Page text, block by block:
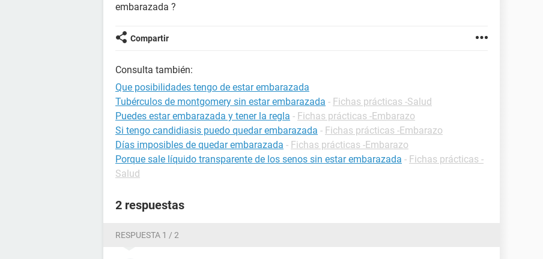
embarazada ?
Compartir
Consulta también:
Que posibilidades tengo de estar embarazada
Tubérculos de montgomery sin estar embarazada - Fichas prácticas -Salud
Puedes estar embarazada y tener la regla - Fichas prácticas -Embarazo
Si tengo candidiasis puedo quedar embarazada - Fichas prácticas -Embarazo
Días imposibles de quedar embarazada - Fichas prácticas -Embarazo
Porque sale líquido transparente de los senos sin estar embarazada - Fichas prácticas -
Salud
2 respuestas
RESPUESTA 1 / 2